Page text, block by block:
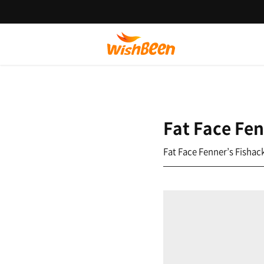
Fat Face
Fat Face Fenner’s